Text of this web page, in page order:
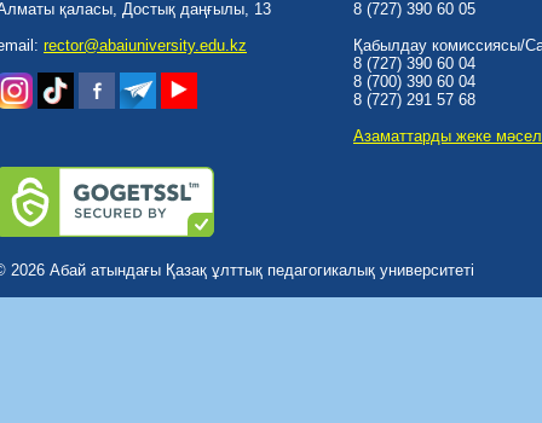
қаласы, Достық даңғылы, 13
rector@abaiuniversity.edu.kz
8 (727) 390 60 05
Қабылдау комиссиясы/
8 (727) 390 60 04
8 (700) 390 60 04
8 (727) 291 57 68
Азаматтарды жеке
2026 Абай атындағы Қазақ ұлттық педагогикалық университеті